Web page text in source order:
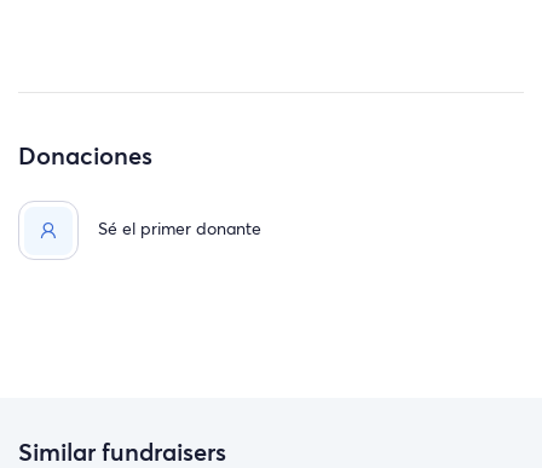
Donaciones
Sé el primer donante
Similar fundraisers